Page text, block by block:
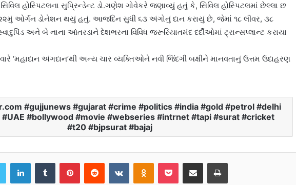
હોસ્પિટલના સુપ્રિન્ડેન્ટ ડો.ગણેશ ગોવેકરે જણાવ્યું હતું કે, સિવિલ હોસ્પિટલમાં છેલ્લા છ
૨૨મું ઓર્ગન ડોનેશન થયું હતું. આજદિન સુધી ૬૩ અંગોનું દાન કરાયું છે, જેમાં ૧૮ લીવર, ૩૮
અને બે નાના આંતરડાને દેશભરના વિવિધ જરૂરિયાતમંદ દર્દીઓમાં ટ્રાન્સપ્લાન્ટ કરાયા
‘મહાદાન અંગદાન’થી અન્ય ચાર વ્યક્તિઓને નવી જિંદગી બક્ષીને માનવતાનું ઉત્તમ ઉદાહરણ
#gujjunews #gujarat #crime #politics #india #gold #petrol #delhi
#UAE #bollywood #movie #webseries #intrnet #tapi #surat #cricket
#t20 #bjpsurat #bajaj